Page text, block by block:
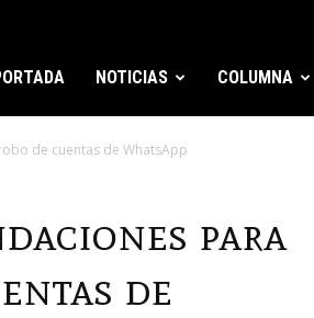
NOTICIAS COLUMNA
de cuentas de WhatsApp
para
de